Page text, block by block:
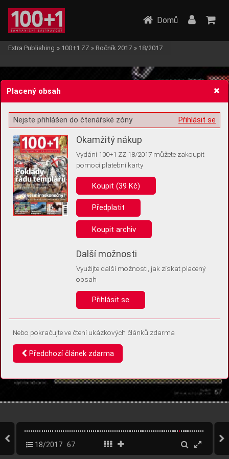
Žádost o souhlas s ukládáním volitelných informací
Pro základní fungování webu nepotřebujeme ukládat žádné informace
(tzv. cookies apod.). Rádi bychom vás ale požádali o souhlas s
uložením volitelných informací:
Anonymní unikátní ID
Díky němu příště poznáme, že se jedná o stejné zařízení, a
Identifikátor je zcela anonymní.
Vaše souhlasy a odmítnutí si ukládáme do vašeho zařízení, abychom se
vás už příště znovu neptali. Můžete je kdykoli později upravit ve Správě
Domů
Extra Publishing » 100+1 ZZ » Ročník 2017 » 18/2017
18/2017 67
Placený obsah
Přihlásit se
Nejste přihlášen do čtenářské zóny
Okamžitý nákup
Vydání 100+1 ZZ 18/2017 můžete zakoupit
pomocí platební karty
Koupit (39 Kč)
Předplatit
Koupit archiv
Další možnosti
Využijte další možnosti, jak získat placený
obsah
Přihlásit se
Nebo pokračujte ve čtení ukázkových článků zdarma
Předchozí článek zdarma